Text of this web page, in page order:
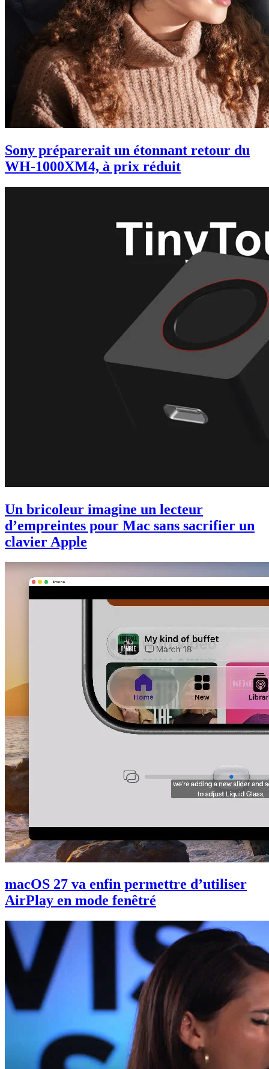
Sony préparerait un étonnant retour du
WH-1000XM4, à prix réduit
Un bricoleur imagine un lecteur
d’empreintes pour Mac sans sacrifier un
clavier Apple
macOS 27 va enfin permettre d’utiliser
AirPlay en mode fenêtré